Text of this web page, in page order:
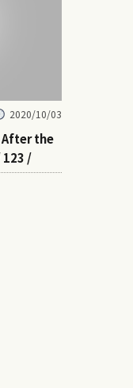
2020/10/03
After the
123 /